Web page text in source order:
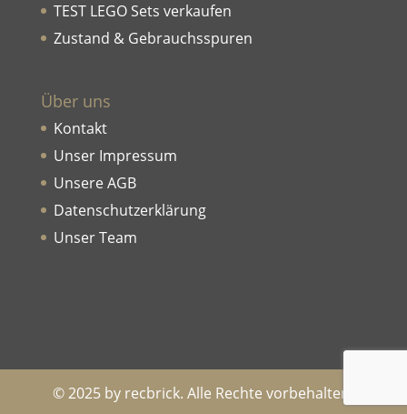
TEST LEGO Sets verkaufen
Zustand & Gebrauchsspuren
Über uns
Kontakt
Unser Impressum
Unsere AGB
Datenschutzerklärung
Unser Team
© 2025 by recbrick. Alle Rechte vorbehalten!